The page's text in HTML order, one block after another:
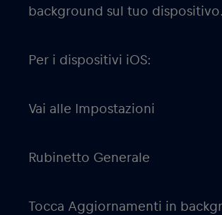
background sul tuo dispositivo.
Per i dispositivi iOS:
Vai alle Impostazioni
Rubinetto Generale
Tocca Aggiornamenti in